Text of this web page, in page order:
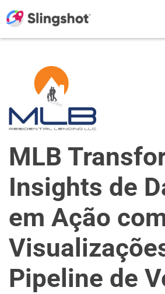
MLB
Insights de
em Ação
Pipeline de